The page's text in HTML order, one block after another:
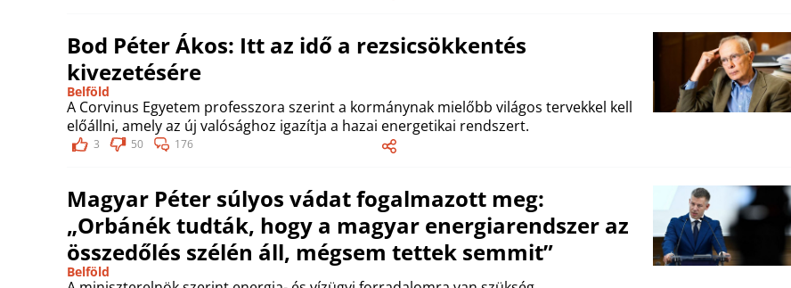
Bod Péter Ákos: Itt az idő a rezsicsökkentés
kivezetésére
Belföld
A Corvinus Egyetem professzora szerint a kormánynak mielőbb világos tervekkel kell
előállni, amely az új valósághoz igazítja a hazai energetikai rendszert.
3 50 176
Magyar Péter súlyos vádat fogalmazott meg:
„Orbánék tudták, hogy a magyar energiarendszer az
összedőlés szélén áll, mégsem tettek semmit”
Belföld